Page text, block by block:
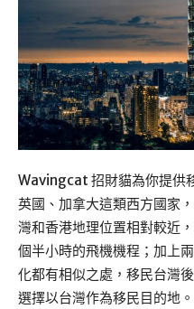
Wavingcat 招財貓為你提供
英國、加拿大這類西方國家
灣和香港地理位置相對較近
個半小時的飛機機程；加上
化都有相似之處，移民台灣
選擇以台灣作為移民目的地。